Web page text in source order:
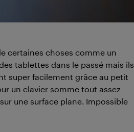
certaines choses comme un
tablettes dans le passé mais ils
super facilement grâce au petit
un clavier somme tout assez
une surface plane. Impossible